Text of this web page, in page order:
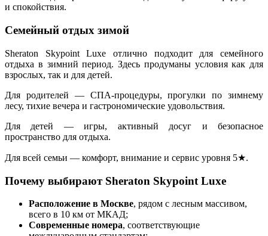
и спокойствия.
Семейный отдых зимой
Sheraton Skypoint Luxe отлично подходит для семейного
отдыха в зимний период. Здесь продуманы условия как для
взрослых, так и для детей.
Для родителей — СПА-процедуры, прогулки по зимнему
лесу, тихие вечера и гастрономические удовольствия.
Для детей — игры, активный досуг и безопасное
пространство для отдыха.
Для всей семьи — комфорт, внимание и сервис уровня 5★.
Почему выбирают Sheraton Skypoint Luxe
Расположение в Москве, рядом с лесным массивом,
всего в 10 км от МКАД;
Современные номера, соответствующие